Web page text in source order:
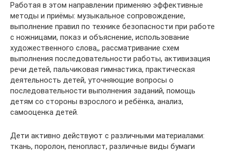
Работая в этом направлении применяю эффективные
методы и приёмы: музыкальное сопровождение,
выполнение правил по технике безопасности при работе
с ножницами, показ и объяснение, использование
художественного слова,, рассматривание схем
выполнения последовательности работы, активизация
речи детей, пальчиковая гимнастика, практическая
деятельность детей, уточняющие вопросы о
последовательности выполнения заданий, помощь
детям со стороны взрослого и ребёнка, анализ,
самооценка детей.
Дети активно действуют с различными материалами:
ткань, поролон, пенопласт, различные виды бумаги